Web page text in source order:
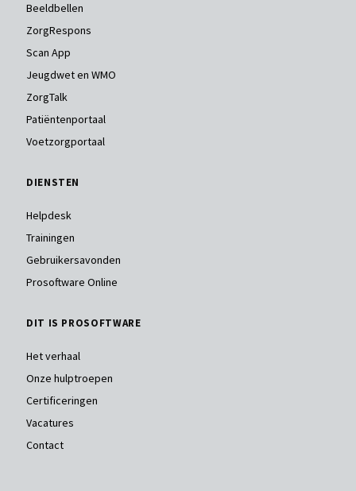
Beeldbellen
ZorgRespons
Scan App
Jeugdwet en WMO
ZorgTalk
Patiëntenportaal
Voetzorgportaal
DIENSTEN
Helpdesk
Trainingen
Gebruikersavonden
Prosoftware Online
DIT IS PROSOFTWARE
Het verhaal
Onze hulptroepen
Certificeringen
Vacatures
Contact